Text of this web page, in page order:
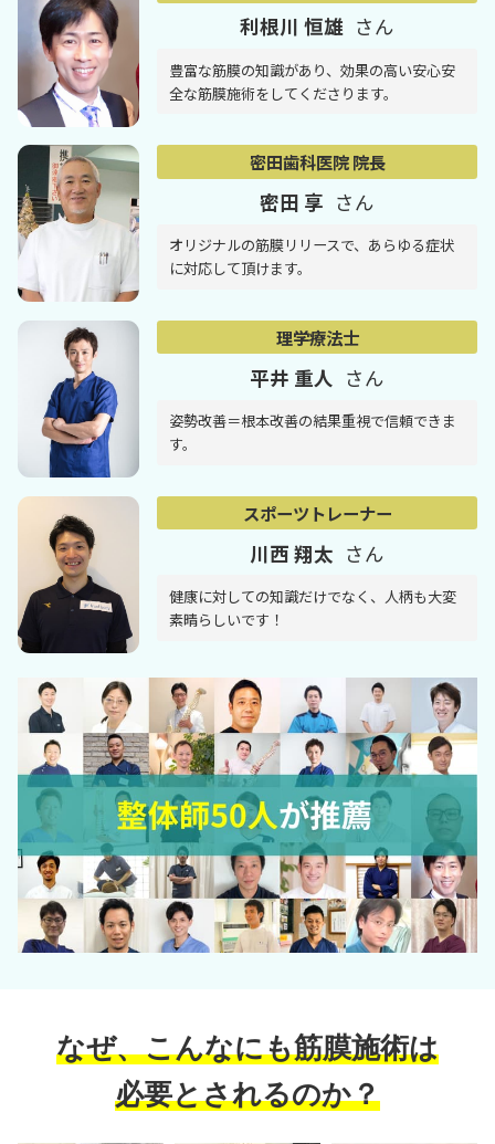
利根川 恒雄 さん
豊富な筋膜の知識があり、効果の高い安心安
全な筋膜施術をしてくださります。
密田 享 さん
密田歯科医院 院長
オリジナルの筋膜リリースで、あらゆる症状
に対応して頂けます。
平井 重人 さん
理学療法士
姿勢改善＝根本改善の結果重視で信頼できま
す。
川西 翔太 さん
スポーツトレーナー
健康に対しての知識だけでなく、人柄も大変
素晴らしいです！
なぜ、こんなにも筋膜施術は
必要とされるのか？